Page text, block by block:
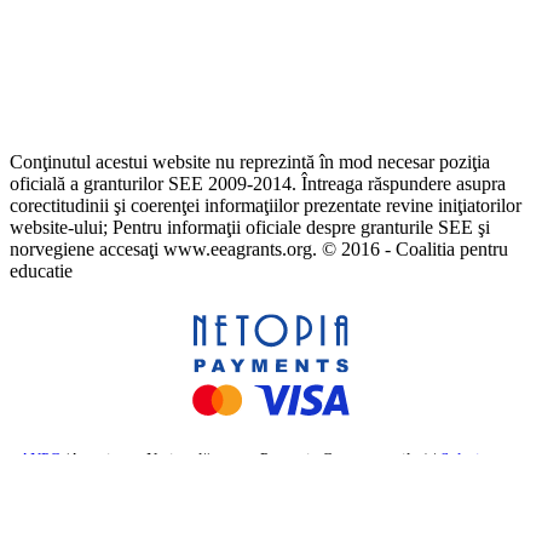
Conţinutul acestui website nu reprezintă în mod necesar poziţia
oficială a granturilor SEE 2009-2014. Întreaga răspundere asupra
corectitudinii şi coerenţei informaţiilor prezentate revine iniţiatorilor
website-ului; Pentru informaţii oficiale despre granturile SEE şi
norvegiene accesaţi www.eeagrants.org. © 2016 - Coalitia pentru
educatie
ANPC (Autoritatea Națională pentru Protecția Consumatorilor) | Soluționarea